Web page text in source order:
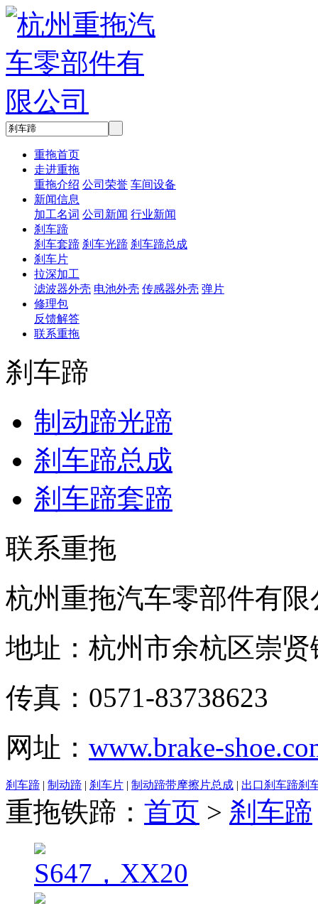
重拖首页
走进重拖
重拖介绍 公司荣誉 车间设备
新闻信息
加工名词 公司新闻 行业新闻
刹车蹄
刹车套蹄 刹车光蹄 刹车蹄总成
刹车片
拉深加工
滤波器外壳 电池外壳 传感器外壳 弹片
修理包
反馈解答
联系重拖
刹车蹄
制动蹄光蹄
刹车蹄总成
刹车蹄套蹄
联系重拖
杭州重拖汽车零部件有限
地址：杭州市余杭区崇
传真：0571-83738623
网址： www.brake-
刹车蹄 | 制动蹄 | 刹车片 | 制动蹄带摩擦片总成 | 出口刹车蹄刹
重拖铁蹄： 首页 > 刹车蹄
S647，XX20